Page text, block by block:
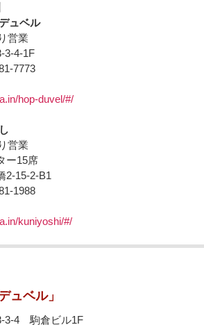
ュベル
営業
3-4-1F
7773
hop-duvel/#/
営業
ー15席
2-15-2-B1
1988
kuniyoshi/#/
ュベル」
3-4 駒倉ビル1F